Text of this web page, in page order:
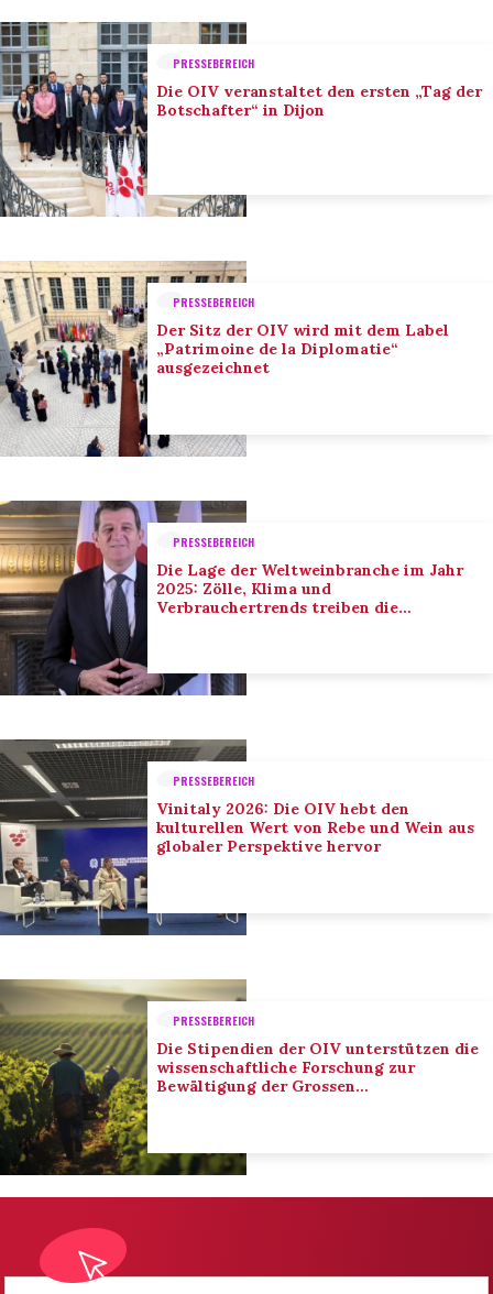
PRESSEBEREICH
Die OIV veranstaltet den ersten „Tag der
Botschafter“ in Dijon
PRESSEBEREICH
Der Sitz der OIV wird mit dem Label
„Patrimoine de la Diplomatie“
ausgezeichnet
PRESSEBEREICH
Die Lage der Weltweinbranche im Jahr
2025: Zölle, Klima und
Verbrauchertrends treiben die
PRESSEBEREICH
Vinitaly 2026: Die OIV hebt den
kulturellen Wert von Rebe und Wein aus
globaler Perspektive hervor
PRESSEBEREICH
Die Stipendien der OIV unterstützen die
wissenschaftliche Forschung zur
Bewältigung der Grossen